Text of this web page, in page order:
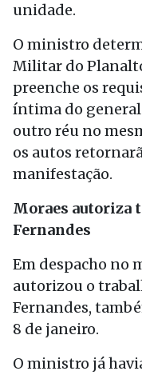
unidade.
O ministro
Militar do
preenche os
íntima do general
outro réu no
os autos
manifestação.
Moraes autoriza
Fernandes
Em despacho no
autorizou o
Fernandes,
8 de janeiro.
O ministro já